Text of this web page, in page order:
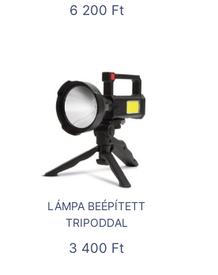
6 200 Ft
LÁMPA BEÉPÍTETT
TRIPODDAL
3 400 Ft